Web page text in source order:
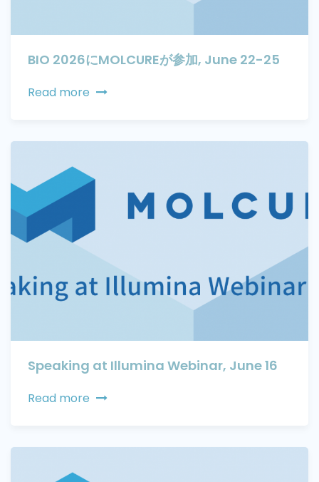
BIO 2026にMOLCUREが参加, June 22-25
Read more
Speaking at Illumina Webinar, June 16
Read more